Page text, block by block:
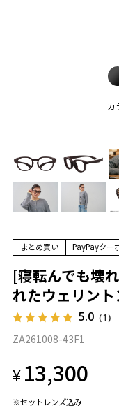
カ
まとめ買い PayPayクー
[寝転んでも壊
れたウェリン
5.0 （1）
ZA261008-43F1
¥13,300
※セットレンズ込み